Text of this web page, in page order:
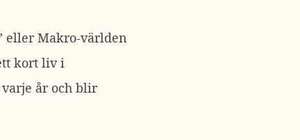
eller Makro-världen
kort liv i
år och blir